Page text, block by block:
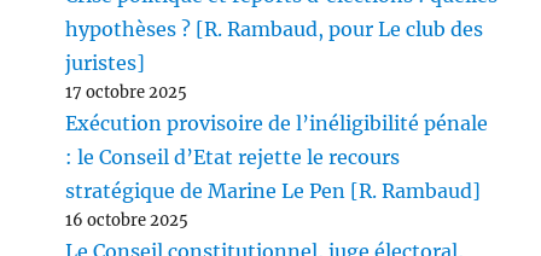
hypothèses ? [R. Rambaud, pour Le club des
juristes]
17 octobre 2025
Exécution provisoire de l’inéligibilité pénale
: le Conseil d’Etat rejette le recours
stratégique de Marine Le Pen [R. Rambaud]
16 octobre 2025